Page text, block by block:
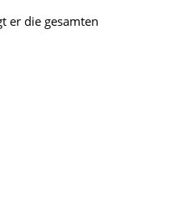
er die gesamten